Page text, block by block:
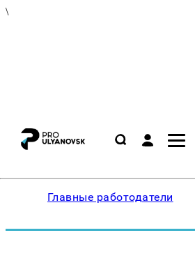
\
Главные работодатели